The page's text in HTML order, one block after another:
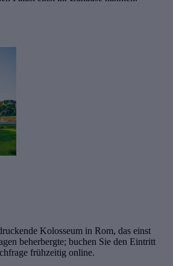
Kolosseum in Rom, das einst
beherbergte; buchen Sie den Eintritt
frühzeitig online.